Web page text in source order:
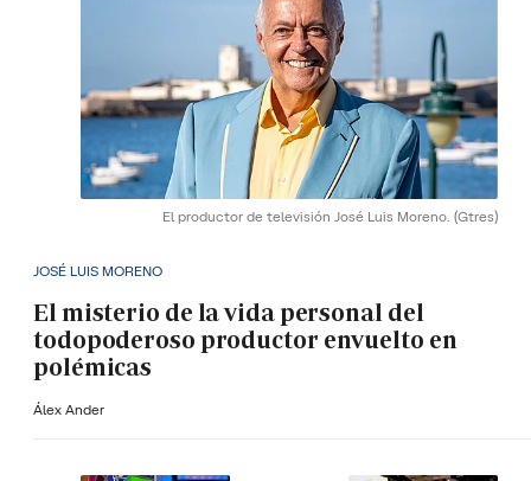
El productor de televisión José Luis Moreno. (Gtres)
JOSÉ LUIS MORENO
El misterio de la vida personal del
todopoderoso productor envuelto en
polémicas
Álex Ander